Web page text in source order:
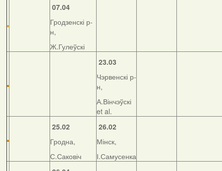
07.04
Гродзенскі р-
н,
Ж.Гулеўскі
23.03
Чэрвенскі р-
н,
А.Вінчэўскі
et al.
25.02
Гродна,
С.Саковіч
26.02
Мінск,
І.Самусенка